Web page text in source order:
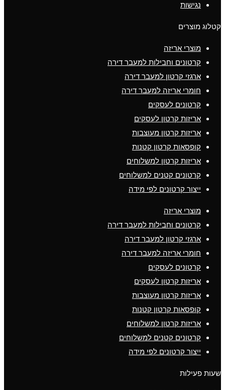
נגישות
קטלוג מוצרים
מוצרי אריזה
קרטונים וחבילות למעבר דירה
ארגזי קרטון למעבר דירה
חומרי אריזה למעבר דירה
קרטונים לעסקים
אריזות קרטון לעסקים
אריזות קרטון מעוצבות
קופסאות קרטון קטנות
אריזות קרטון למשלוחים
קרטונים קטנים למשלוחים
ייצור קרטונים לפי מידה
מוצרי אריזה
קרטונים וחבילות למעבר דירה
ארגזי קרטון למעבר דירה
חומרי אריזה למעבר דירה
קרטונים לעסקים
אריזות קרטון לעסקים
אריזות קרטון מעוצבות
קופסאות קרטון קטנות
אריזות קרטון למשלוחים
קרטונים קטנים למשלוחים
ייצור קרטונים לפי מידה
שעות פעילות